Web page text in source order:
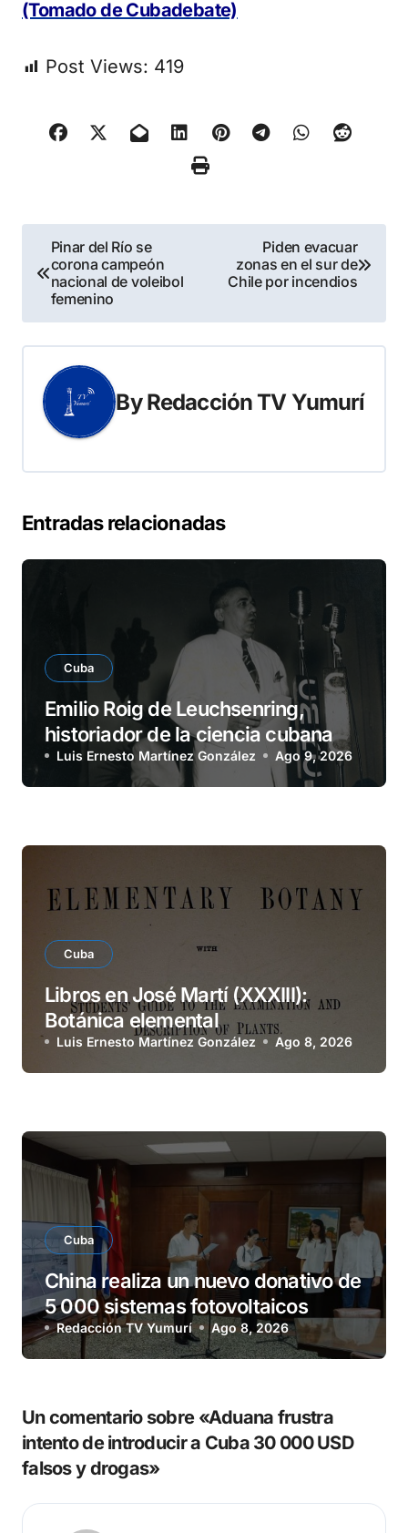
(Tomado de Cubadebate)
Post Views: 419
Navegación
de
entradas
Pinar del Río se
corona campeón
nacional de voleibol
femenino
Piden evacuar
zonas en el sur de
Chile por incendios
ByRedacción TV Yumurí
Entradas relacionadas
Cuba
Emilio Roig de Leuchsenring,
historiador de la ciencia cubana
Luis Ernesto Martínez González Ago 9, 2026
Cuba
Libros en José Martí (XXXIII):
Botánica elemental
Luis Ernesto Martínez González Ago 8, 2026
Cuba
China realiza un nuevo donativo de
5 000 sistemas fotovoltaicos
Redacción TV Yumurí Ago 8, 2026
Un comentario sobre «Aduana frustra
intento de introducir a Cuba 30 000 USD
falsos y drogas»